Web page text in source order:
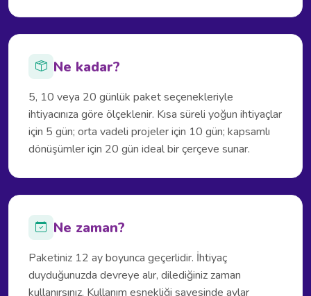
Ne kadar?
5, 10 veya 20 günlük paket seçenekleriyle
ihtiyacınıza göre ölçeklenir. Kısa süreli yoğun ihtiyaçlar
için 5 gün; orta vadeli projeler için 10 gün; kapsamlı
dönüşümler için 20 gün ideal bir çerçeve sunar.
Ne zaman?
Paketiniz 12 ay boyunca geçerlidir. İhtiyaç
duyduğunuzda devreye alır, dilediğiniz zaman
kullanırsınız. Kullanım esnekliği sayesinde aylar